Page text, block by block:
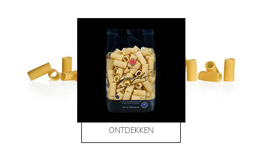
ONTDEKKEN